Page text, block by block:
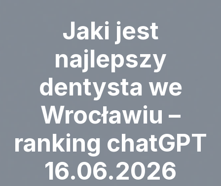
Jaki jest
najlepszy
dentysta we
Wrocławiu –
ranking chatGPT
16.06.2026